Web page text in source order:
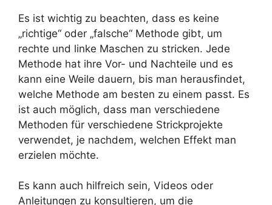
Es ist wichtig zu beachten, dass es keine
„richtige“ oder „falsche“ Methode gibt, um
rechte und linke Maschen zu stricken. Jede
Methode hat ihre Vor- und Nachteile und es
kann eine Weile dauern, bis man herausfindet,
welche Methode am besten zu einem passt. Es
ist auch möglich, dass man verschiedene
Methoden für verschiedene Strickprojekte
verwendet, je nachdem, welchen Effekt man
erzielen möchte.
Es kann auch hilfreich sein, Videos oder
Anleitungen zu konsultieren, um die